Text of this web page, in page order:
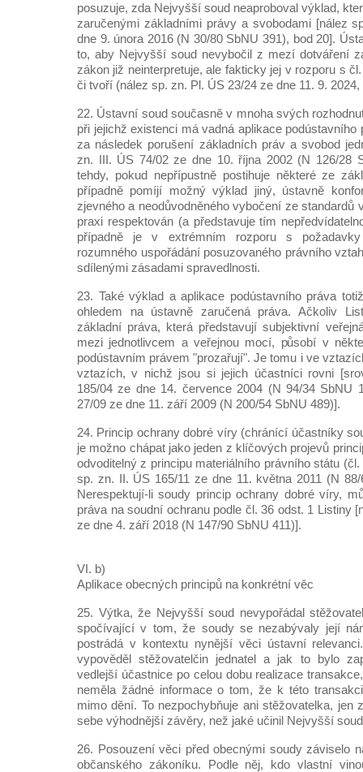
posuzuje, zda Nejvyšší soud neaproboval výklad,
zaručenými základními právy a svobodami [nález
dne 9. února 2016 (N 30/80 SbNU 391), bod 20].
to, aby Nejvyšší soud nevybočil z mezí dotváření
zákon již neinterpretuje, ale fakticky jej v rozporu s
či tvoří (nález sp. zn. Pl. ÚS 23/24 ze dne 11. 9.
22. Ústavní soud současně v mnoha svých
při jejichž existenci má vadná aplikace
za následek porušení základních práv a svobod
zn. III. ÚS 74/02 ze dne 10. října 2002 (N 126/28
tehdy, pokud nepřípustně postihuje některé ze
případně pomíjí možný výklad jiný, ústavně
zjevného a neodůvodněného vybočení ze standardů
praxi respektován (a představuje tím
případně je v extrémním rozporu s
rozumného uspořádání posuzovaného právního
sdílenými zásadami spravedlnosti.
23. Také výklad a aplikace podústavního práva
ohledem na ústavně zaručená práva. Ačkoliv
základní práva, která představují subjektivní
mezi jednotlivcem a veřejnou mocí, působí v
podústavním právem "prozařují". Je tomu i ve
vztazích, v nichž jsou si jejich účastníci rovni
185/04 ze dne 14. července 2004 (N 94/34 SbNU
27/09 ze dne 11. září 2009 (N 200/54 SbNU 489)].
24. Princip ochrany dobré víry (chránící účastníky
je možno chápat jako jeden z klíčových projevů
odvoditelný z principu materiálního právního státu
sp. zn. II. ÚS 165/11 ze dne 11. května 2011 (N
Nerespektují-li soudy princip ochrany dobré víry,
práva na soudní ochranu podle čl. 36 odst. 1 Listiny
ze dne 4. září 2018 (N 147/90 SbNU 411)].
VI. b)
Aplikace obecných principů na konkrétní věc
25. Výtka, že Nejvyšší soud nevypořádal
spočívající v tom, že soudy se nezabývaly její
postrádá v kontextu nynější věci ústavní
vypověděl stěžovatelčin jednatel a jak to bylo
vedlejší účastnice po celou dobu realizace
neměla žádné informace o tom, že k této
mimo dění. To nezpochybňuje ani stěžovatelka, jen
sebe výhodnější závěry, než jaké učinil Nejvyšší
26. Posouzení věci před obecnými soudy záviselo
občanského zákoníku. Podle něj, kdo vlastní